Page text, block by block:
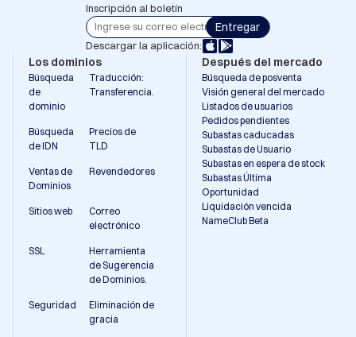
Inscripción al boletín
Entregar
Descargar la aplicación:
Los dominios
Búsqueda
de
dominio
Traducción:
Transferencia.
Búsqueda
de IDN
Precios de
TLD
Ventas de
Dominios
Revendedores
Sitios web
Correo
electrónico
SSL
Herramienta
de Sugerencia
de Dominios.
Seguridad
Eliminación de
gracia
Después del mercado
Búsqueda de posventa
Visión general del mercado
Listados de usuarios
Pedidos pendientes
Subastas caducadas
Subastas de Usuario
Subastas en espera de stock
Subastas Última
Oportunidad
Liquidación vencida
NameClub Beta